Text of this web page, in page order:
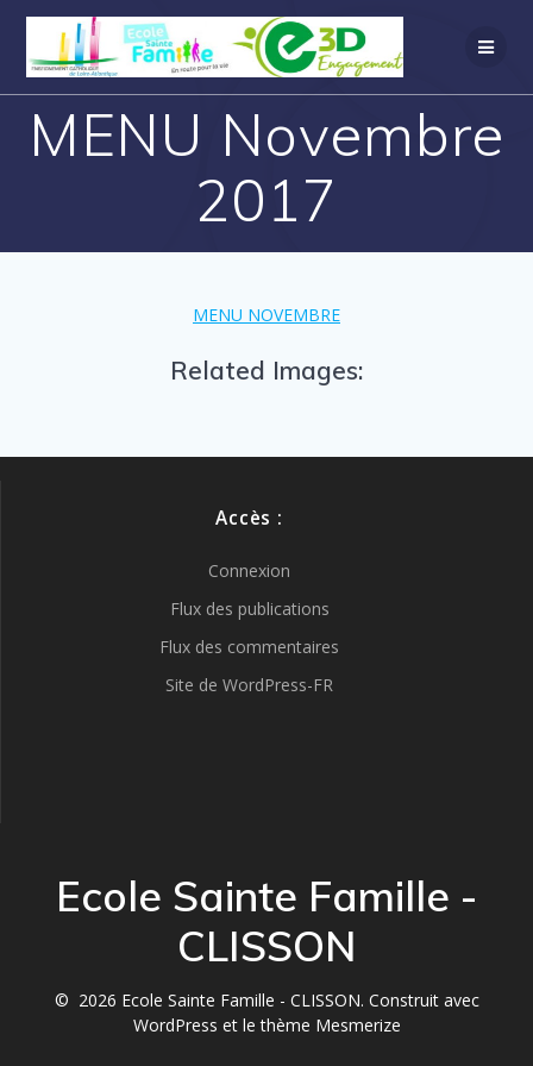
MENU Novembre
2017
MENU NOVEMBRE
Related Images:
Accès :
Connexion
Flux des publications
Flux des commentaires
Site de WordPress-FR
Ecole Sainte Famille -
CLISSON
© 2026 Ecole Sainte Famille - CLISSON. Construit avec
WordPress et lethème Mesmerize